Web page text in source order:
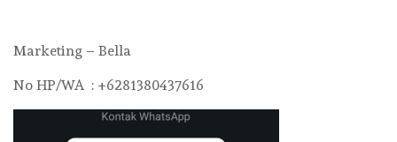
Marketing – Bella
No HP/WA : +6281380437616